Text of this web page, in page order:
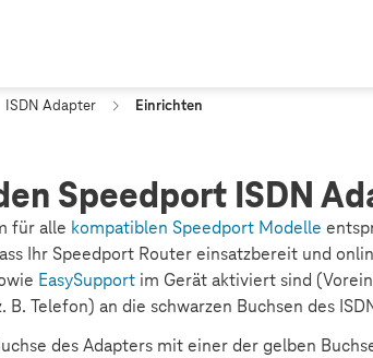
ISDN Adapter Einrichten
Speedport ISDN
für alle kompatiblen Speedport Modelle
Ihr Speedport Router einsatzbereit und
EasySupport im Gerät aktiviert sind
B. Telefon) an die schwarzen Buchsen des
des Adapters mit einer der gelben